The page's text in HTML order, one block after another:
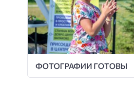
ФОТОГРАФИИ ГОТОВЫ